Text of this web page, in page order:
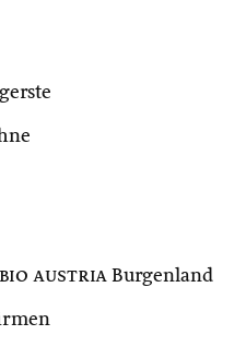
bio austria Burgenland